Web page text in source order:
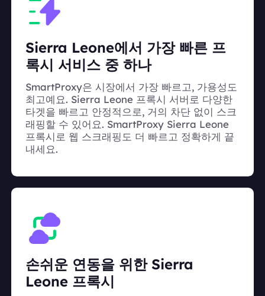
Sierra Leone에서 가장 빠른 프
록시 서비스 중 하나
SmartProxy은 시장에서 가장 빠르고, 가용성도
최고예요. Sierra Leone 프록시 서버로 다양한
타겟을 빠르고 안정적으로, 거의 차단 없이 스크
래핑할 수 있어요. SmartProxy Sierra Leone
프록시로 웹 스크래핑도 더 빠르고 정확하게 끝
내세요.
손쉬운 연동을 위한 Sierra
Leone 프록시